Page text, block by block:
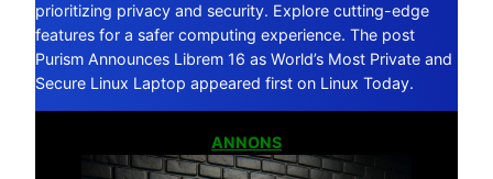
prioritizing privacy and security. Explore cutting-edge
features for a safer computing experience. The post
Purism Announces Librem 16 as World’s Most Private and
Secure Linux Laptop appeared first on Linux Today.
ANNONS